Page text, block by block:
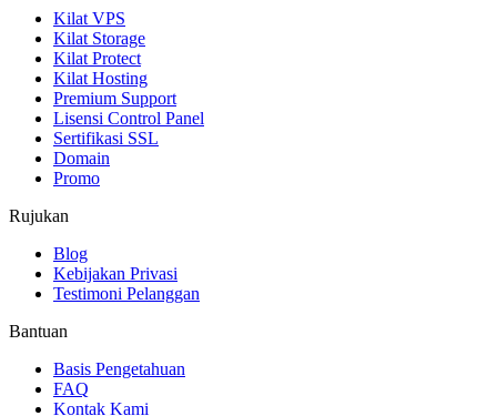
Kilat VPS
Kilat Storage
Kilat Protect
Kilat Hosting
Premium Support
Lisensi Control Panel
Sertifikasi SSL
Domain
Promo
Rujukan
Blog
Kebijakan Privasi
Testimoni Pelanggan
Bantuan
Basis Pengetahuan
FAQ
Kontak Kami